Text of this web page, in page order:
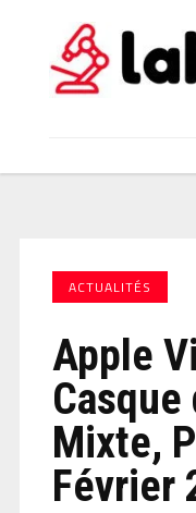
ACTUALITÉS
Apple
Mixte,
Février